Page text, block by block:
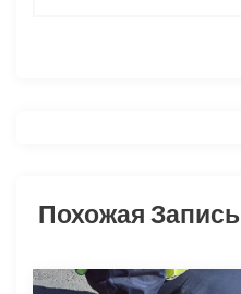
п
о
Похожая Запись